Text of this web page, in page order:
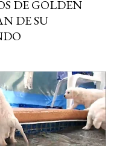
DE GOLDEN
DE SU